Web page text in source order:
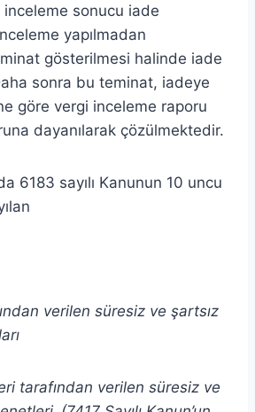
sonucu iade
yapılmadan
gösterilmesi halinde iade
sonra bu teminat, iadeye
göre vergi inceleme raporu
dayanılarak çözülmektedir.
6183 sayılı Kanunun 10 uncu
verilen süresiz ve şartsız
tarafından verilen süresiz ve